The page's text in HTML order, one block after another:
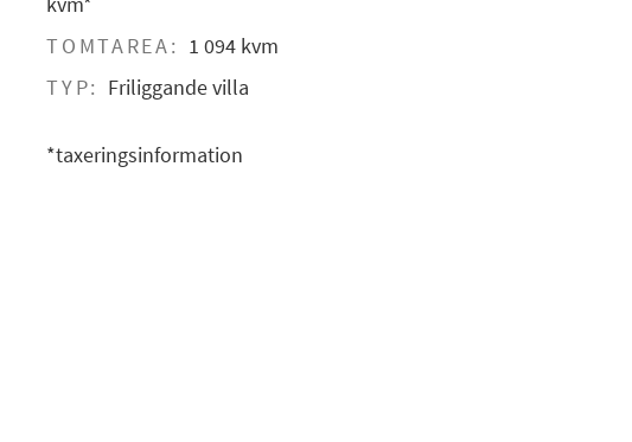
TOMTAREA: 1 094 kvm
TYP: Friliggande villa
*taxeringsinformation